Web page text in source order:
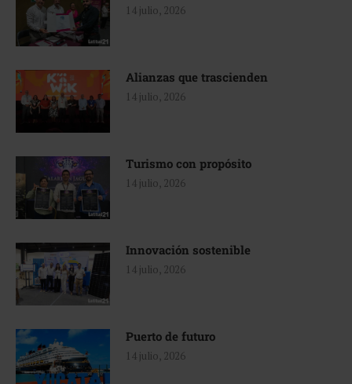
14 julio, 2026
Alianzas que trascienden
14 julio, 2026
Turismo con propósito
14 julio, 2026
Innovación sostenible
14 julio, 2026
Puerto de futuro
14 julio, 2026